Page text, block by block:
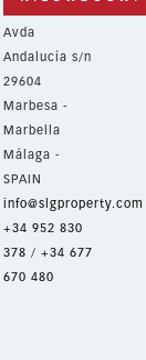
Avda
Andalucía s/n
29604
Marbesa -
Marbella
Málaga -
SPAIN
info@slgproperty.com
+34 952 830
378 / +34 677
670 480